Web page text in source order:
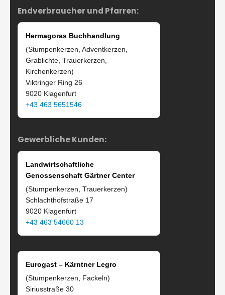
Endverbraucher und Pfarren:
Hermagoras Buchhandlung
(Stumpenkerzen, Adventkerzen,
Grablichte, Trauerkerzen,
Kirchenkerzen)
Viktringer Ring 26
9020 Klagenfurt
+43 463 5651546
Gewerbliche Kunden:
Landwirtschaftliche
Genossenschaft Gärtner Center
(Stumpenkerzen, Trauerkerzen)
Schlachthofstraße 17
9020 Klagenfurt
+43 463 54660 13
Eurogast – Kärntner Legro
(Stumpenkerzen, Fackeln)
Siriusstraße 30